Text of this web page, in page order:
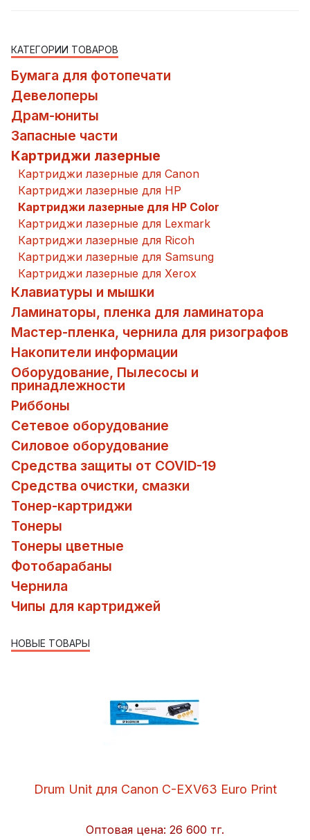
КАТЕГОРИИ ТОВАРОВ
Бумага для фотопечати
Девелоперы
Драм-юниты
Запасные части
Картриджи лазерные
Картриджи лазерные для Canon
Картриджи лазерные для HP
Картриджи лазерные для HP Color
Картриджи лазерные для Lexmark
Картриджи лазерные для Ricoh
Картриджи лазерные для Samsung
Картриджи лазерные для Xerox
Клавиатуры и мышки
Ламинаторы, пленка для ламинатора
Мастер-пленка, чернила для ризографов
Накопители информации
Оборудование, Пылесосы и
принадлежности
Риббоны
Сетевое оборудование
Силовое оборудование
Средства защиты от COVID-19
Средства очистки, смазки
Тонер-картриджи
Тонеры
Тонеры цветные
Фотобарабаны
Чернила
Чипы для картриджей
НОВЫЕ ТОВАРЫ
Drum Unit для Canon C-EXV63 Euro Print
Оптовая цена: 26 600 тг.